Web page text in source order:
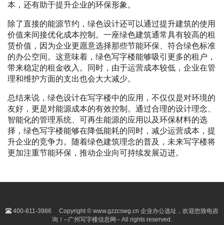
本，还有助于提升企业的环保形象。
除了直接的能源节约，绿色设计还可以通过提升建筑的使用
价值来间接优化成本控制。一座绿色建筑通常具有较高的租
赁价值，因为企业更愿意选择那些节能环保、符合绿色标准
的办公空间。这意味着，绿色写字楼能够吸引更多的租户，
带来稳定的租金收入。同时，由于运营成本较低，企业在管
理和维护方面的支出也会大大减少。
总结来说，绿色设计在写字楼中的应用，不仅仅是对环境的
友好，更是对能源成本的有效控制。通过合理的设计理念、
智能化的管理系统、可再生能源的应用以及环保材料的选
择，绿色写字楼能够在降低能耗的同时，减少运营成本，提
升企业的竞争力。随着绿色建筑理念的普及，未来写字楼将
更加注重节能环保，推动企业向可持续发展迈进。
400-811-3986
Copyright © www.gzzcswg.cn 企业办公选址，欢迎您致电咨
询！--广州写字楼信息网-- All rights reserved.